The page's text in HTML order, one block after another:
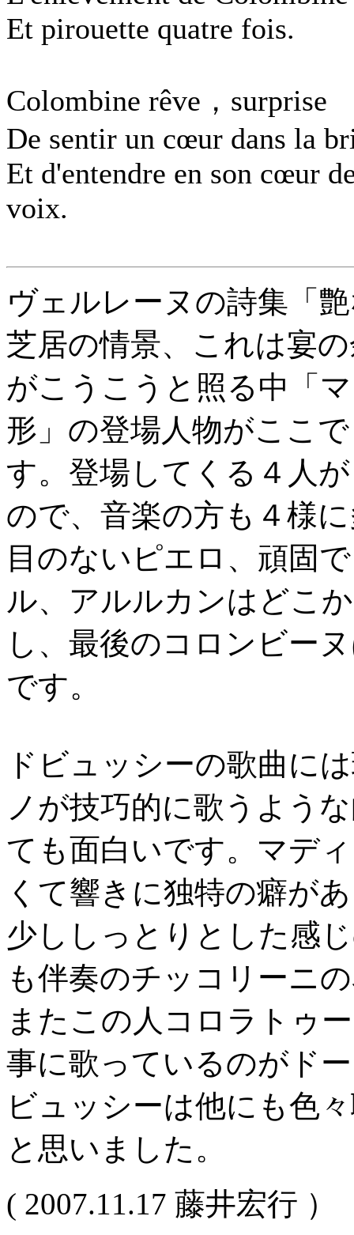
Et pirouette quatre fois.
Colombine rêve，surprise
De sentir un cœur dans la
Et d'entendre en son cœur
voix.
ヴェルレーヌの詩集「
芝居の情景、これは宴
がこうこうと照る中「
形」の登場人物がここ
す。登場してくる４人
ので、音楽の方も４様
目のないピエロ、頑固
ル、アルルカンはどこ
し、最後のコロンビー
です。
ドビュッシーの歌曲に
ノが技巧的に歌うよう
ても面白いです。マデ
くて響きに独特の癖が
少ししっとりとした感
も伴奏のチッコリーニ
またこの人コロラトゥ
事に歌っているのがド
ビュッシーは他にも色
と思いました。
( 2007.11.17 藤井宏行 ）